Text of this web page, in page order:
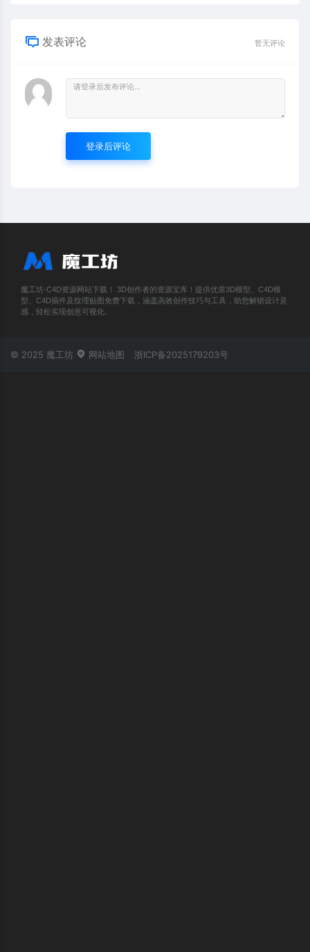
发表评论 暂无评论
登录后评论
魔工坊-C4D资源网站下载！ 3D创作者的资源宝库！提供优质3D模型、C4D模
型、C4D插件及纹理贴图免费下载，涵盖高效创作技巧与工具，助您解锁设计灵
感，轻松实现创意可视化。
© 2025 魔工坊 网站地图 浙ICP备2025179203号